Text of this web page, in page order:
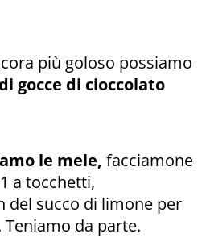
più goloso possiamo
gocce di cioccolato
le mele, facciamone
a tocchetti,
del succo di limone per
da parte.